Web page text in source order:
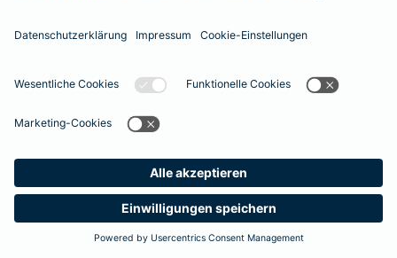
Suche Produkte
Barmenia
365 Tage / 24 Stunden